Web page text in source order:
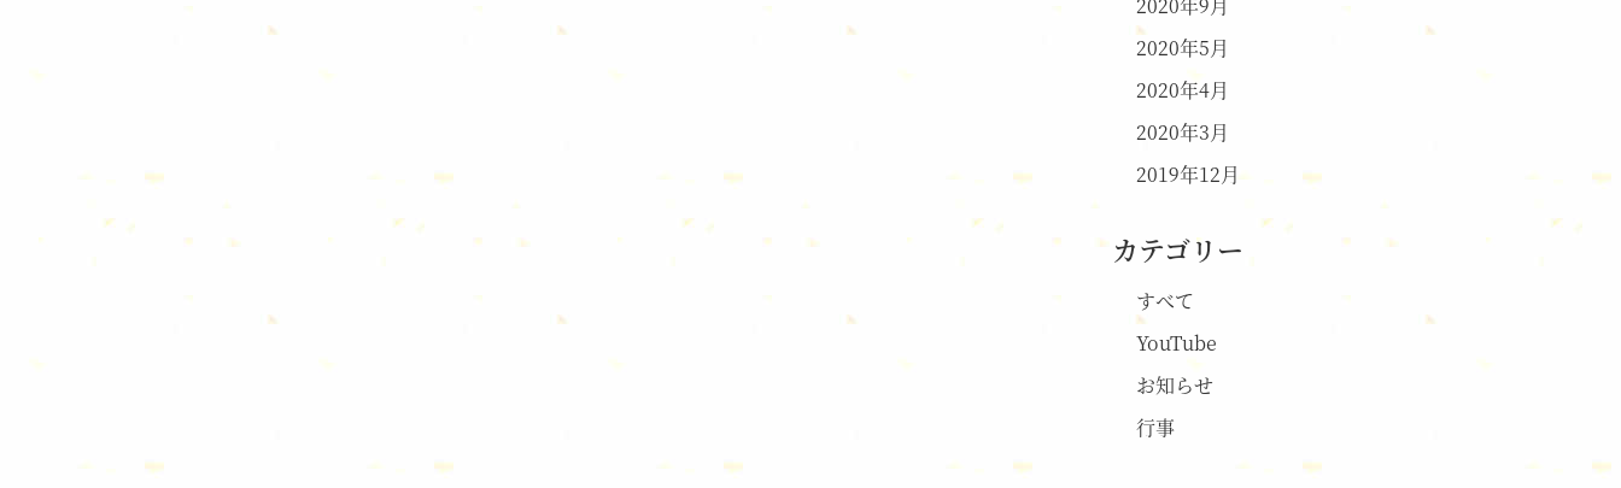
2020年5月
2020年4月
2020年3月
2019年12月
カテゴリー
すべて
YouTube
お知らせ
行事